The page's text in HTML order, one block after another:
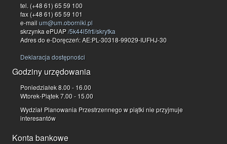
tel. (+48 61) 65 59 100
fax (+48 61) 65 59 101
e-mailum@um.oborniki.pl
skrzynka ePUAP/5k44l5frti/skrytka
Adres do e-Doręczeń: AE:PL-30318-99029-IUFHJ-30
Deklaracja dostępności
Godziny urzędowania
Poniedziałek 8.00 - 16.00
Wtorek-Piątek 7.00 - 15.00
Wydział Planowania Przestrzennego w piątki nie przyjmuje
interesantów
Konta bankowe